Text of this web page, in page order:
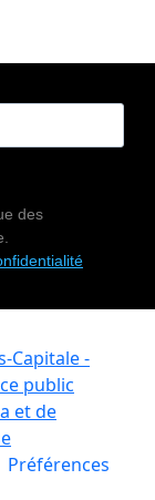
des
Capitale -
public
et de
Préférences